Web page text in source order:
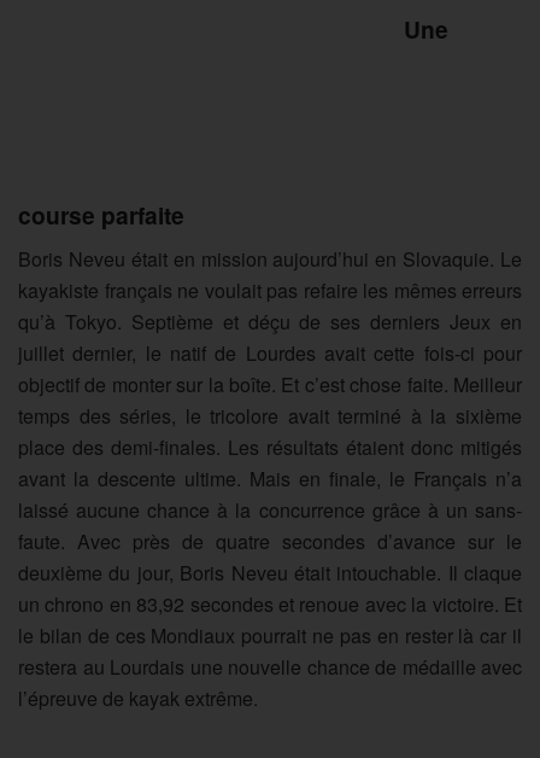
Une
course parfaite
Boris Neveu était en mission aujourd’hui en Slovaquie. Le
kayakiste français ne voulait pas refaire les mêmes erreurs
qu’à Tokyo. Septième et déçu de ses derniers Jeux en
juillet dernier, le natif de Lourdes avait cette fois-ci pour
objectif de monter sur la boîte. Et c’est chose faite. Meilleur
temps des séries, le tricolore avait terminé à la sixième
place des demi-finales. Les résultats étaient donc mitigés
avant la descente ultime. Mais en finale, le Français n’a
laissé aucune chance à la concurrence grâce à un sans-
faute. Avec près de quatre secondes d’avance sur le
deuxième du jour, Boris Neveu était intouchable. Il claque
un chrono en 83,92 secondes et renoue avec la victoire. Et
le bilan de ces Mondiaux pourrait ne pas en rester là car il
restera au Lourdais une nouvelle chance de médaille avec
l’épreuve de kayak extrême.